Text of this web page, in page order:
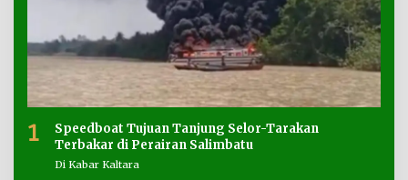
1
Speedboat Tujuan Tanjung Selor-Tarakan
Terbakar di Perairan Salimbatu
Di Kabar Kaltara